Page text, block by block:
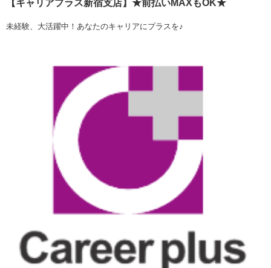
【キャリアプラス新宿支店】★前払いMAXもOK★
未経験、大活躍中！あなたのキャリアにプラスを♪